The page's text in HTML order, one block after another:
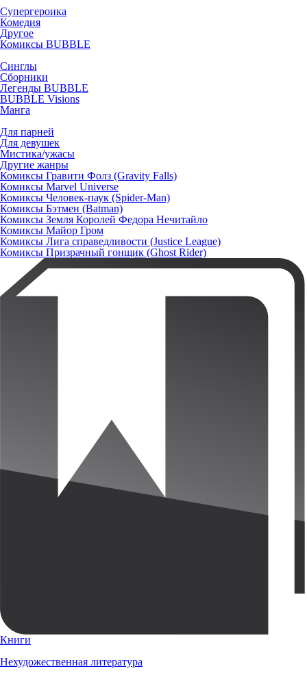
Супергероика
Комедия
Другое
Комиксы BUBBLE
Синглы
Сборники
Легенды BUBBLE
BUBBLE Visions
Манга
Для парней
Для девушек
Мистика/ужасы
Другие жанры
Комиксы Гравити Фолз (Gravity Falls)
Комиксы Marvel Universe
Комиксы Человек-паук (Spider-Man)
Комиксы Бэтмен (Batman)
Комиксы Земля Королей Федора Нечитайло
Комиксы Майор Гром
Комиксы Лига справедливости (Justice League)
Комиксы Призрачный гонщик (Ghost Rider)
Книги
Нехудожественная литература